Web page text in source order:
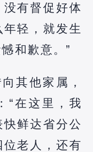
有督促好体
轻，就发生
和歉意。”
其他家属，
“在这里，我
鲜达省分公
老人，还有